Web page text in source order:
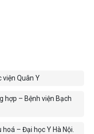
viện Quân Y
hợp – Bệnh viện Bạch
– Đại học Y Hà Nội.